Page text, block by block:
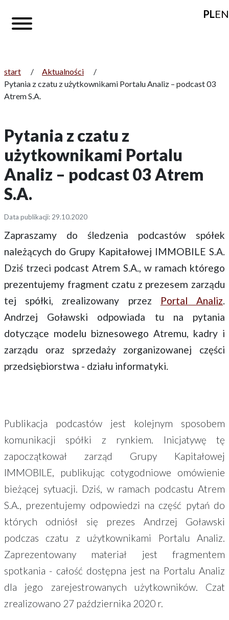
PLEN
start / Aktualności
/
Pytania z czatu z użytkownikami Portalu Analiz – podcast 03
Atrem S.A.
Pytania z czatu z
użytkownikami Portalu
Analiz – podcast 03 Atrem
S.A.
Data publikacji: 29.10.2020
Zapraszamy do śledzenia podcastów spółek
należących do Grupy Kapitałowej IMMOBILE S.A.
Dziś trzeci podcast Atrem S.A., w ramach którego
prezentujemy fragment czatu z prezesem zarządu
tej spółki, zrealizowany przez Portal Analiz.
Andrzej Goławski odpowiada tu na pytania
dotyczące modelu biznesowego Atremu, kadry i
zarządu oraz sprzedaży zorganizowanej części
przedsiębiorstwa - działu informatyki.
Publikacja podcastów jest kolejnym sposobem
komunikacji spółki z rynkiem. Inicjatywę tę
zapoczątkował zarząd Grupy Kapitałowej
IMMOBILE, publikując cotygodniowe omówienie
bieżącej sytuacji. Dziś, w ramach podcastu Atrem
S.A., prezentujemy odpowiedzi na część pytań do
których odniósł się prezes Andrzej Goławski
podczas czatu z użytkownikami Portalu Analiz.
Zaprezentowany materiał jest fragmentem
spotkania - całość dostępna jest na Portalu Analiz
dla jego zarejestrowanych użytkowników. Czat
zrealizowano 27 października 2020 r.